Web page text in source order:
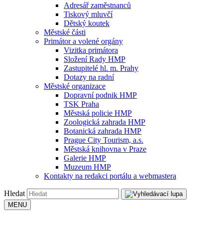
Adresář zaměstnanců
Tiskový mluvčí
Dětský koutek
Městské části
Primátor a volené orgány
Vizitka primátora
Složení Rady HMP
Zastupitelé hl. m. Prahy
Dotazy na radní
Městské organizace
Dopravní podnik HMP
TSK Praha
Městská policie HMP
Zoologická zahrada HMP
Botanická zahrada HMP
Prague City Tourism, a.s.
Městská knihovna v Praze
Galerie HMP
Muzeum HMP
Kontakty na redakci portálu a webmastera
Hledat
MENU